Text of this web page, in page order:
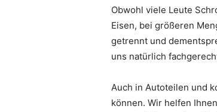
Obwohl viele Leute
Eisen, bei größeren
getrennt und
uns natürlich
Auch in Autoteilen und
können. Wir helfen